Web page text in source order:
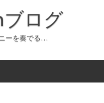
ログ
ーを奏でる…